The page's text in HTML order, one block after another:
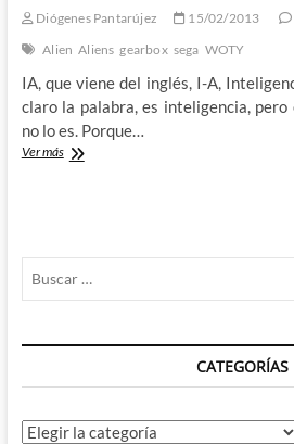
de
una
que
revolucionó
historia
del
Diógenes Pantarújez 15/02/2013
Alien Aliens gearbox sega WOTY
IA, que viene del inglés, I-A,
claro la palabra, es inteligencia,
no lo es. Porque…
Ver másEl
Marines
CATEGORÍAS
Categorías